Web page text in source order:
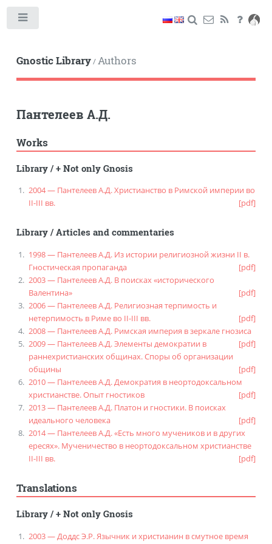
Gnostic Library/Authors
Пантелеев А.Д.
Works
Library/+ Not only Gnosis
2004 — Пантелеев А.Д. Христианство в Римской империи во
II-III вв.
[pdf]
Library/Articles and commentaries
1998 — Пантелеев А.Д. Из истории религиозной жизни II в.
Гностическая пропаганда
[pdf]
2003 — Пантелеев А.Д. В поисках «исторического
Валентина»
[pdf]
2006 — Пантелеев А.Д. Религиозная терпимость и
нетерпимость в Риме во II-III вв.
[pdf]
2008 — Пантелеев А.Д. Римская империя в зеркале гнозиса
[pdf]
2009 — Пантелеев А.Д. Элементы демократии в
раннехристианских общинах. Споры об организации
общины
[pdf]
2010 — Пантелеев А.Д. Демократия в неортодоксальном
христианстве. Опыт гностиков
[pdf]
2013 — Пантелеев А.Д. Платон и гностики. В поисках
идеального человека
[pdf]
2014 — Пантелеев А.Д. «Есть много мучеников и в других
ересях». Мученичество в неортодоксальном христианстве
II-III вв.
[pdf]
Translations
Library/+ Not only Gnosis
2003 — Доддс Э.Р. Язычник и христианин в смутное время